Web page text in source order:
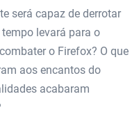
será capaz de derrotar
levará para o
o Firefox? O que
aos encantos do
acabaram